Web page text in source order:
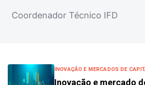
Coordenador Técnico IFD
INOVAÇÃO E MERCADOS DE
Inovação e mercado